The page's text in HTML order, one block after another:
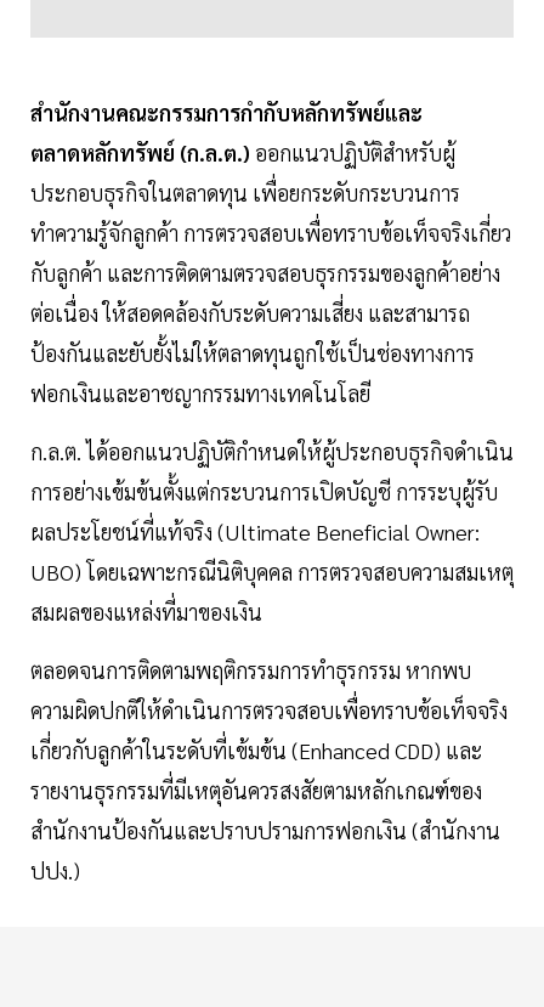
สำนักงานคณะกรรมการกำกับหลักทรัพย์และ
ตลาดหลักทรัพย์ (ก.ล.ต.) ออกแนวปฏิบัติสำหรับผู้
ประกอบธุรกิจในตลาดทุน เพื่อยกระดับกระบวนการ
ทำความรู้จักลูกค้า การตรวจสอบเพื่อทราบข้อเท็จจริงเกี่ยว
กับลูกค้า และการติดตามตรวจสอบธุรกรรมของลูกค้าอย่าง
ต่อเนื่อง ให้สอดคล้องกับระดับความเสี่ยง และสามารถ
ป้องกันและยับยั้งไม่ให้ตลาดทุนถูกใช้เป็นช่องทางการ
ฟอกเงินและอาชญากรรมทางเทคโนโลยี
ก.ล.ต. ได้ออกแนวปฏิบัติกำหนดให้ผู้ประกอบธุรกิจดำเนิน
การอย่างเข้มข้นตั้งแต่กระบวนการเปิดบัญชี การระบุผู้รับ
ผลประโยชน์ที่แท้จริง (Ultimate Beneficial Owner:
UBO) โดยเฉพาะกรณีนิติบุคคล การตรวจสอบความสมเหตุ
สมผลของแหล่งที่มาของเงิน
ตลอดจนการติดตามพฤติกรรมการทำธุรกรรม หากพบ
ความผิดปกติให้ดำเนินการตรวจสอบเพื่อทราบข้อเท็จจริง
เกี่ยวกับลูกค้าในระดับที่เข้มข้น (Enhanced CDD) และ
รายงานธุรกรรมที่มีเหตุอันควรสงสัยตามหลักเกณฑ์ของ
สำนักงานป้องกันและปราบปรามการฟอกเงิน (สำนักงาน
ปปง.)